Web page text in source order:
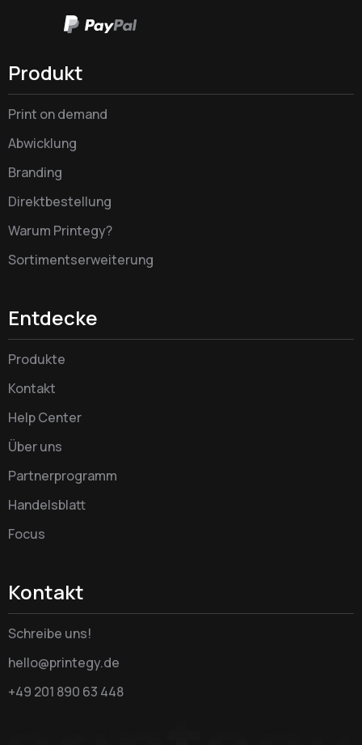
Produkt
Print on demand
Abwicklung
Branding
Direktbestellung
Warum Printegy?
Sortimentserweiterung
Entdecke
Produkte
Kontakt
Help Center
Über uns
Partnerprogramm
Handelsblatt
Focus
Kontakt
Schreibe uns!
hello@printegy.de
+49 201 890 63 448